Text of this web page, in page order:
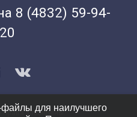
8 (4832) 59-94-
20
mail
VK
права защищены.
для наилучшего